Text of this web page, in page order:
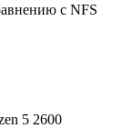
с NFS
5 2600